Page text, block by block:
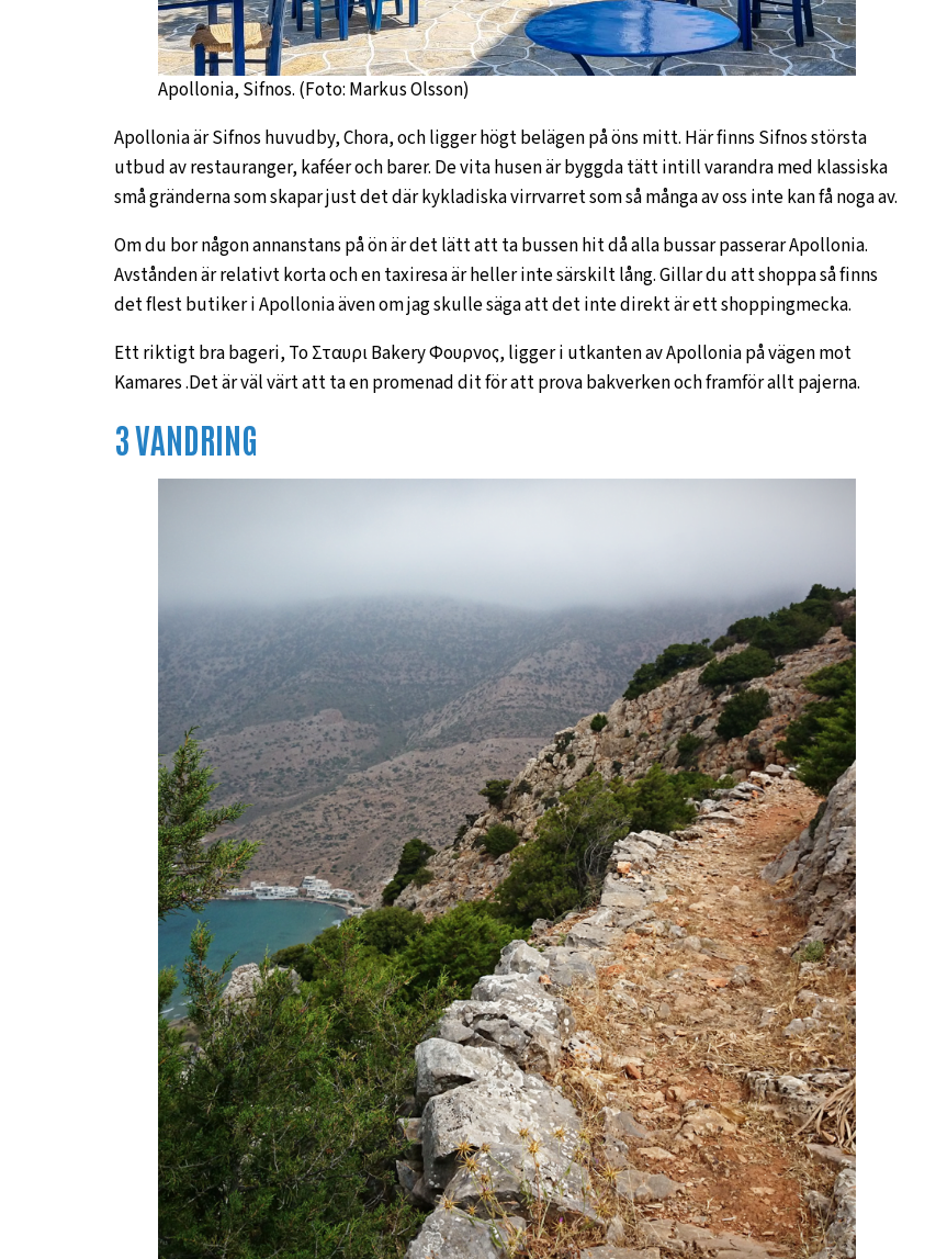
Apollonia, Sifnos. (Foto: Markus Olsson)
Apollonia är Sifnos huvudby, Chora, och ligger högt belägen på öns mitt. Här finns Sifnos största
utbud av restauranger, kaféer och barer. De vita husen är byggda tätt intill varandra med klassiska
små gränderna som skapar just det där kykladiska virrvarret som så många av oss inte kan få noga av.
Om du bor någon annanstans på ön är det lätt att ta bussen hit då alla bussar passerar Apollonia.
Avstånden är relativt korta och en taxiresa är heller inte särskilt lång. Gillar du att shoppa så finns
det flest butiker i Apollonia även om jag skulle säga att det inte direkt är ett shoppingmecka.
Ett riktigt bra bageri, Το Σταυρι Bakery Φουρνος, ligger i utkanten av Apollonia på vägen mot
Kamares .Det är väl värt att ta en promenad dit för att prova bakverken och framför allt pajerna.
3 VANDRING